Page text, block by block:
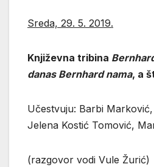
Sreda, 29. 5. 2019.
Književna tribina
danas Bernhard nama, a
Učestvuju: Barbi
Jelena Kostić Tomović,
(razgovor vodi Vule Žurić)